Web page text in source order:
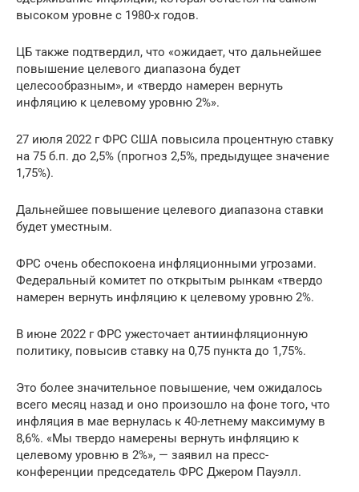
высоком уровне с 1980-х годов.
ЦБ также подтвердил, что «ожидает, что дальнейшее
повышение целевого диапазона будет
целесообразным», и «твердо намерен вернуть
инфляцию к целевому уровню 2%».
27 июля 2022 г ФРС США повысила процентную ставку
на 75 б.п. до 2,5% (прогноз 2,5%, предыдущее значение
1,75%).
Дальнейшее повышение целевого диапазона ставки
будет уместным.
ФРС очень обеспокоена инфляционными угрозами.
Федеральный комитет по открытым рынкам «твердо
намерен вернуть инфляцию к целевому уровню 2%.
В июне 2022 г ФРС ужесточает антиинфляционную
политику, повысив ставку на 0,75 пункта до 1,75%.
Это более значительное повышение, чем ожидалось
всего месяц назад и оно произошло на фоне того, что
инфляция в мае вернулась к 40-летнему максимуму в
8,6%. «Мы твердо намерены вернуть инфляцию к
целевому уровню в 2%», — заявил на пресс-
конференции председатель ФРС Джером Пауэлл.